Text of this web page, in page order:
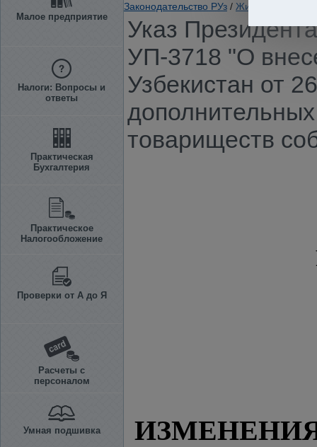
Малое предприятие
Налоги: Вопросы и
ответы
Практическая
Бухгалтерия
Практическое
Налогообложение
Проверки от А до Я
Расчеты с
персоналом
Умная подшивка
Законодательство РУз / Жилые и
Указ
УП-3718 "О
Узбекистан от
товариществ